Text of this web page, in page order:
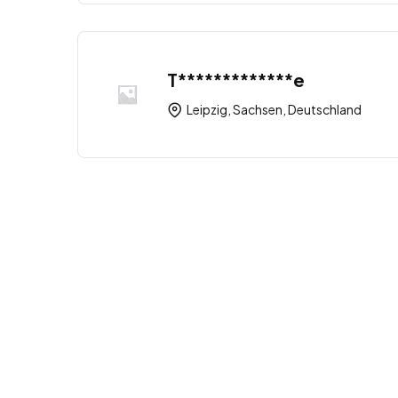
T*************e
Leipzig, Sachsen, Deutschland